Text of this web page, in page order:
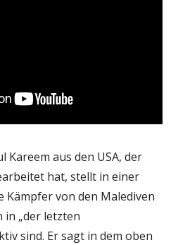
Kareem aus den USA, der
hat, stellt in einer
Kämpfer von den Malediven
in „der letzten
sind. Er sagt in dem oben